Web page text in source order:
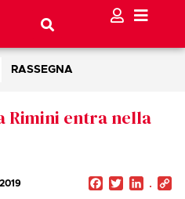
RASSEGNA
Rimini entra nella
Facebook
Twitter